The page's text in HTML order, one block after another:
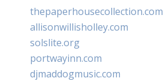
thepaperhousecollection.com
allisonwillisholley.com
solslite.org
portwayinn.com
djmaddogmusic.com